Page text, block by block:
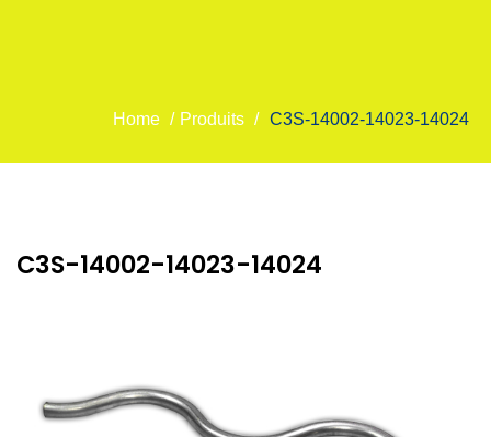
Home / Produits / C3S-14002-14023-14024
C3S-14002-14023-14024